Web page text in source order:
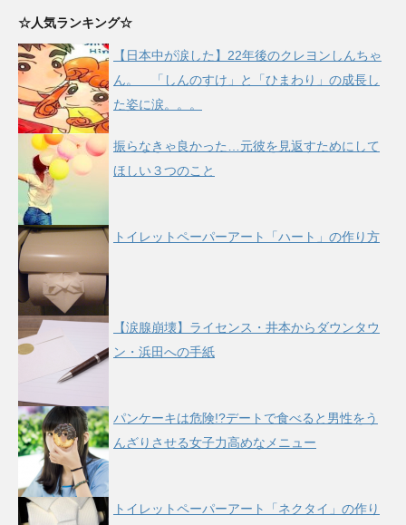
☆人気ランキング☆
【日本中が涙した】22年後のクレヨンしんちゃ
ん。 「しんのすけ」と「ひまわり」の成長し
た姿に涙。。。
振らなきゃ良かった…元彼を見返すためにして
ほしい３つのこと
トイレットペーパーアート「ハート」の作り方
【涙腺崩壊】ライセンス・井本からダウンタウ
ン・浜田への手紙
パンケーキは危険!?デートで食べると男性をう
んざりさせる女子力高めなメニュー
トイレットペーパーアート「ネクタイ」の作り